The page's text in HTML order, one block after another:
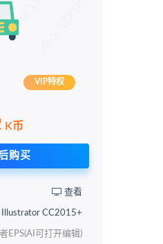
VIP特权
K币
购买
查看
Illustrator CC2015+
EPS(AI可打开编辑)